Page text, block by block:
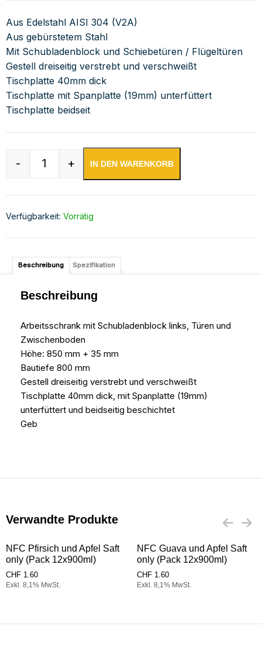
Aus Edelstahl AISI 304 (V2A)
Aus gebürstetem Stahl
Mit Schubladenblock und Schiebetüren / Flügeltüren
Gestell dreiseitig verstrebt und verschweißt
Tischplatte 40mm dick
Tischplatte mit Spanplatte (19mm) unterfüttert
Tischplatte beidseit
Edelstahl Arbeitsschrank mit Aufkantung Menge
- + IN DEN WARENKORB
Verfügbarkeit: Vorrätig
Beschreibung Spezifikation
Beschreibung
Arbeitsschrank mit Schubladenblock links, Türen und
Zwischenboden
Höhe: 850 mm + 35 mm
Bautiefe 800 mm
Gestell dreiseitig verstrebt und verschweißt
Tischplatte 40mm dick, mit Spanplatte (19mm)
unterfüttert und beidseitig beschichtet
Geb
Verwandte Produkte
NFC Pfirsich und Apfel Saft
only (Pack 12x900ml)
CHF 1.60
Exkl. 8,1% MwSt.
NFC Guava und Apfel Saft
only (Pack 12x900ml)
CHF 1.60
Exkl. 8,1% MwSt.